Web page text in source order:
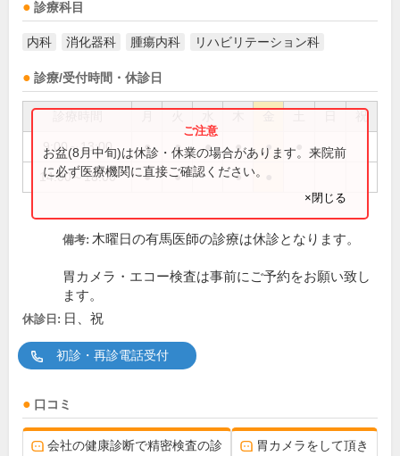
診療科目
内科 消化器科 腫瘍内科 リハビリテーション科
診療/受付時間・休診日
祝
9:00～13:00 ● ● ● ● ●
14:00～18:00 ● ● ●
お盆(8月中旬)は休診・休業の場合があります。来院前
に必ず医療機関に直接ご確認ください。
×閉じる
備考: 木曜日の有馬医師の診療は休診となります。
胃カメラ・エコー検査は事前にご予約をお願い致し
ます。
休診日: 日、祝
初診・再診電話受付
口コミ
会社の健康診断で精密検査の診
胃カメラをして頂き